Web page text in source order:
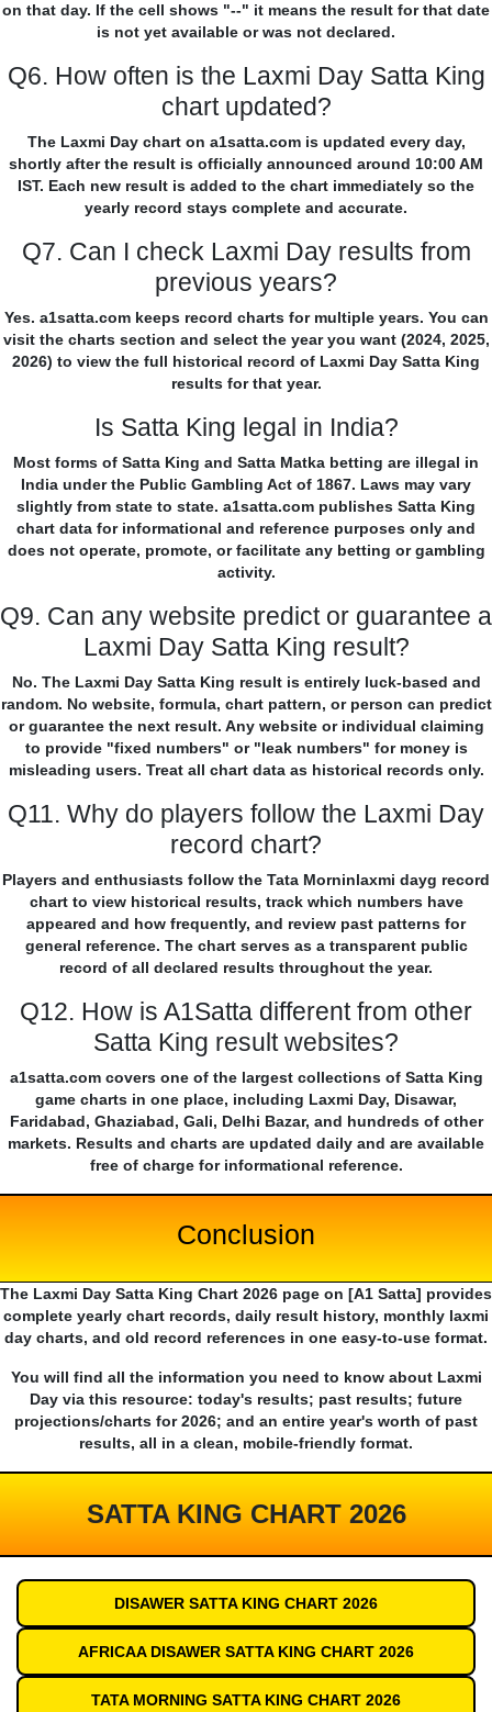
on that day. If the cell shows "--" it means the result for that date
is not yet available or was not declared.
Q6. How often is the Laxmi Day Satta King
chart updated?
The Laxmi Day chart on a1satta.com is updated every day,
shortly after the result is officially announced around 10:00 AM
IST. Each new result is added to the chart immediately so the
yearly record stays complete and accurate.
Q7. Can I check Laxmi Day results from
previous years?
Yes. a1satta.com keeps record charts for multiple years. You can
visit the charts section and select the year you want (2024, 2025,
2026) to view the full historical record of Laxmi Day Satta King
results for that year.
Is Satta King legal in India?
Most forms of Satta King and Satta Matka betting are illegal in
India under the Public Gambling Act of 1867. Laws may vary
slightly from state to state. a1satta.com publishes Satta King
chart data for informational and reference purposes only and
does not operate, promote, or facilitate any betting or gambling
activity.
Q9. Can any website predict or guarantee a
Laxmi Day Satta King result?
No. The Laxmi Day Satta King result is entirely luck-based and
random. No website, formula, chart pattern, or person can predict
or guarantee the next result. Any website or individual claiming
to provide "fixed numbers" or "leak numbers" for money is
misleading users. Treat all chart data as historical records only.
Q11. Why do players follow the Laxmi Day
record chart?
Players and enthusiasts follow the Tata Morninlaxmi dayg record
chart to view historical results, track which numbers have
appeared and how frequently, and review past patterns for
general reference. The chart serves as a transparent public
record of all declared results throughout the year.
Q12. How is A1Satta different from other
Satta King result websites?
a1satta.com covers one of the largest collections of Satta King
game charts in one place, including Laxmi Day, Disawar,
Faridabad, Ghaziabad, Gali, Delhi Bazar, and hundreds of other
markets. Results and charts are updated daily and are available
free of charge for informational reference.
Conclusion
The Laxmi Day Satta King Chart 2026 page on [A1 Satta] provides
complete yearly chart records, daily result history, monthly laxmi
day charts, and old record references in one easy-to-use format.
You will find all the information you need to know about Laxmi
Day via this resource: today's results; past results; future
projections/charts for 2026; and an entire year's worth of past
results, all in a clean, mobile-friendly format.
SATTA KING CHART 2026
DISAWER SATTA KING CHART 2026
AFRICAA DISAWER SATTA KING CHART 2026
TATA MORNING SATTA KING CHART 2026